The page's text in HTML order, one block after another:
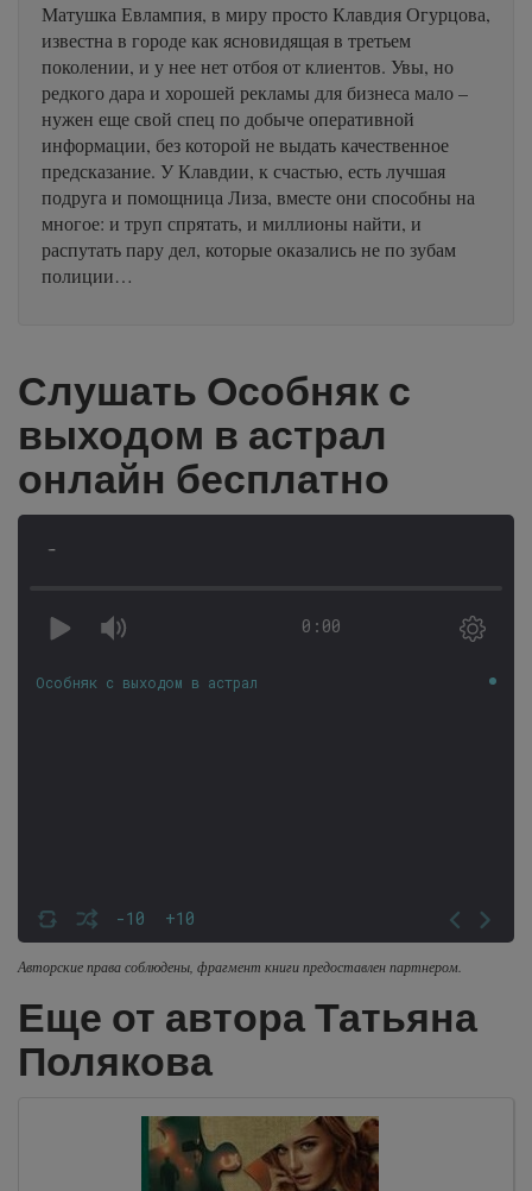
Матушка Евлампия, в миру просто Клавдия Огурцова,
известна в городе как ясновидящая в третьем
поколении, и у нее нет отбоя от клиентов. Увы, но
редкого дара и хорошей рекламы для бизнеса мало –
нужен еще свой спец по добыче оперативной
информации, без которой не выдать качественное
предсказание. У Клавдии, к счастью, есть лучшая
подруга и помощница Лиза, вместе они способны на
многое: и труп спрятать, и миллионы найти, и
распутать пару дел, которые оказались не по зубам
полиции…
Слушать Особняк с
выходом в астрал
онлайн бесплатно
-
0:00
-10 +10
Особняк с выходом в астрал
Авторские права соблюдены, фрагмент книги предоставлен партнером.
Еще от автора Татьяна
Полякова